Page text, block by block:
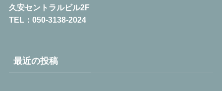
久安セントラルビル2F
TEL：050-3138-2024
最近の投稿